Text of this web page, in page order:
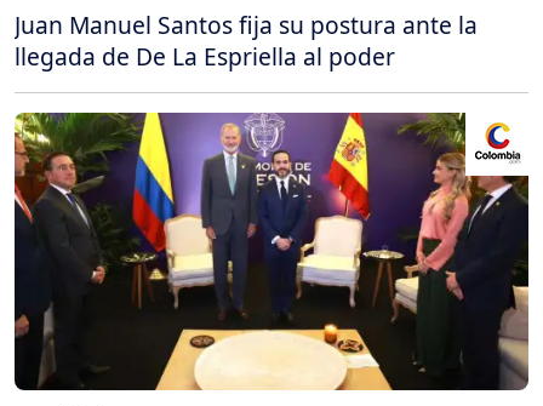
Juan Manuel Santos fija su postura ante la
llegada de De La Espriella al poder